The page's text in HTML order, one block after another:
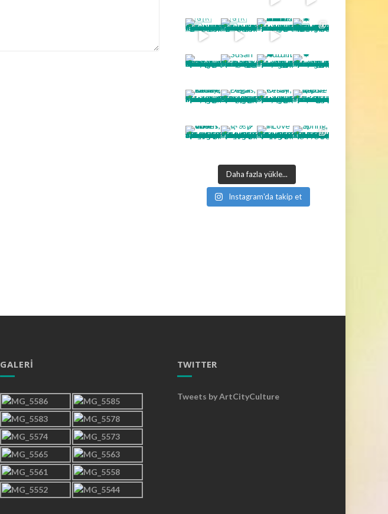
Daha fazla yükle...
Instagram'da takip et
GALERI TWITTER
Tweets by ArtCityCulture